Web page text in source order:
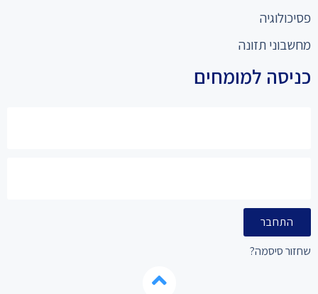
פסיכולוגיה
מחשבוני תזונה
כניסה למומחים
התחבר
שחזור סיסמה?